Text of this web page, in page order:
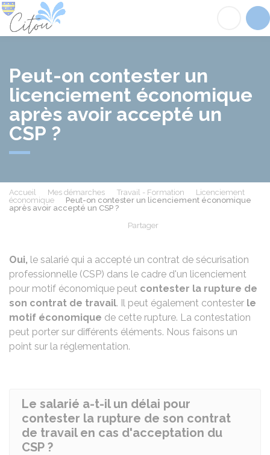
Peut-on contester un
licenciement économique
après avoir accepté un
CSP ?
Accueil Mes démarches Travail - Formation
Licenciement
économique
Peut-on contester un licenciement économique
après avoir accepté un CSP ?
Partager
Oui, le salarié qui a accepté un contrat de sécurisation
professionnelle (CSP) dans le cadre d'un licenciement
pour motif économique peut contester la rupture de
son contrat de travail. Il peut également contester le
motif économique de cette rupture. La contestation
peut porter sur différents éléments. Nous faisons un
point sur la réglementation.
Le salarié a-t-il un délai pour
contester la rupture de son contrat
de travail en cas d'acceptation du
CSP ?